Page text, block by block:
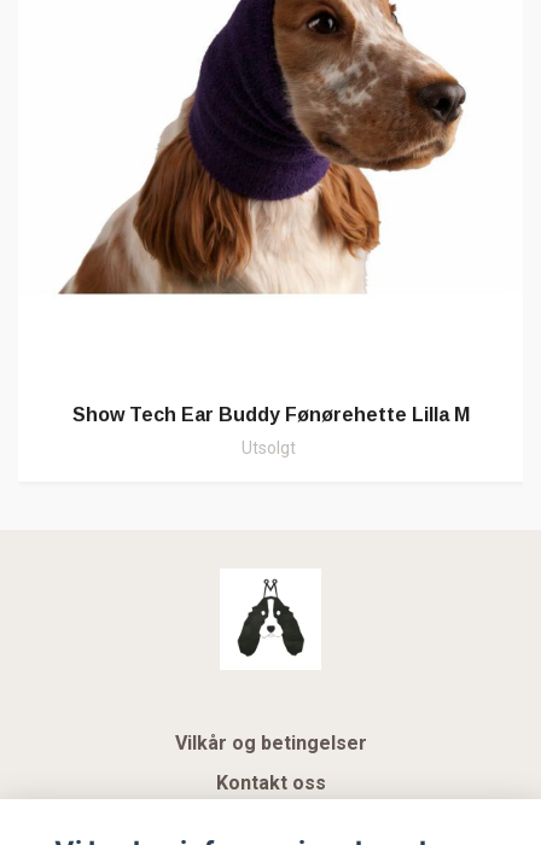
Show Tech Ear Buddy Fønørehette Lilla M
Utsolgt
Vilkår og betingelser
Kontakt oss